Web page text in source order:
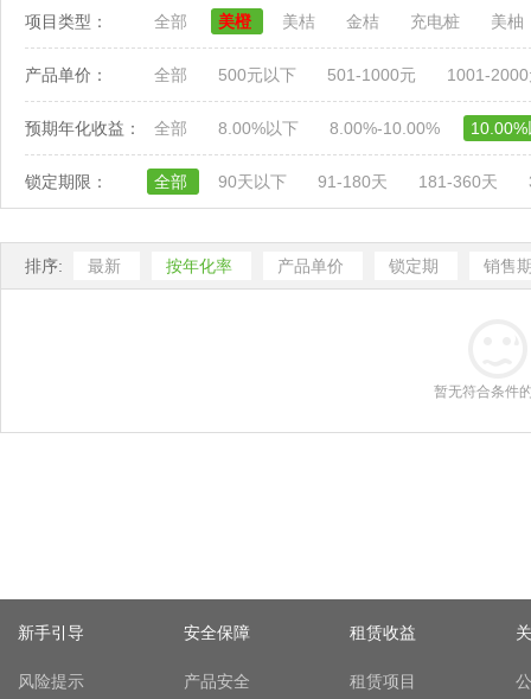
项目类型： 全部 美橙 美桔 金桔 充电桩 美柚
产品单价： 全部 500元以下 501-1000元 1001-
预期年化收益： 全部 8.00%以下 8.00%-10.00%
锁定期限： 全部 90天以下 91-180天 181-360天
排序: 最新 按年化率 产品单价 锁定期 销售
暂无符合条件
新手引导
风险提示
安全保障
产品安全
租赁收益
租赁项目